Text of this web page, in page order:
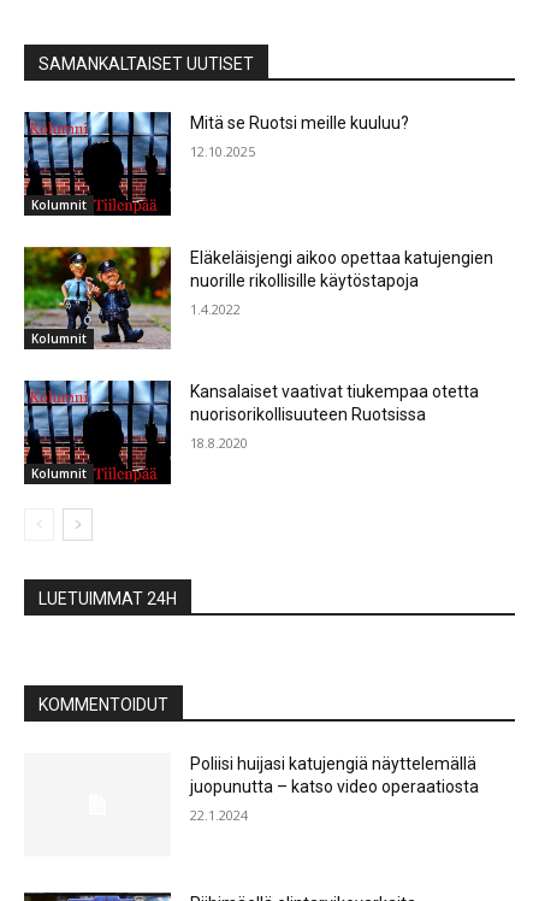
SAMANKALTAISET UUTISET
Kolumnit
Mitä se Ruotsi meille kuuluu?
12.10.2025
Kolumnit
Eläkeläisjengi aikoo opettaa katujengien
nuorille rikollisille käytöstapoja
1.4.2022
Kolumnit
Kansalaiset vaativat tiukempaa otetta
nuorisorikollisuuteen Ruotsissa
18.8.2020
LUETUIMMAT 24H
KOMMENTOIDUT
Poliisi huijasi katujengiä näyttelemällä
juopunutta – katso video operaatiosta
22.1.2024